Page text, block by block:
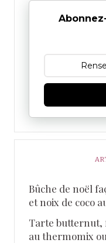
Bûche de noël
et noix de coco
Tarte butternut,
au thermomix